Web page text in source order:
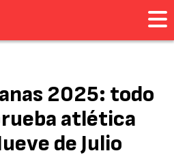
2025: todo
atlética
de Julio